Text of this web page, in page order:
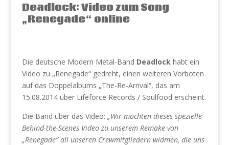
Deadlock: Video zum Song
„Renegade“ online
Die deutsche Modern Metal-Band Deadlockhabt ein
Video zu „Renegade“ gedreht, einen weiteren Vorboten
auf das Doppelalbums „The-Re-Arrival“, das am
15.08.2014 über Lifeforce Records / Soulfood erscheint.
Die Band über das Video: „Wir möchten dieses spezielle
Behind-the-Scenes Video zu unserem Remake von
„Renegade“ all unseren Crewmitgliedern widmen, die uns